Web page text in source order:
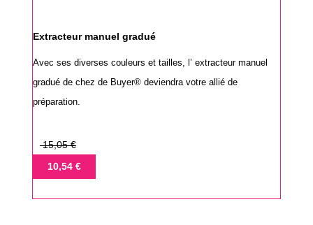
Extracteur manuel gradué
Avec ses diverses couleurs et tailles, l’ extracteur manuel
gradué de chez de Buyer® deviendra votre allié de
préparation.
Prix
15,05 €
Prix10,54 €